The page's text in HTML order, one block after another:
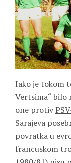
Iako je tokom
Vertsima“ bilo
one protiv
Sarajeva
povratka u
francuskom